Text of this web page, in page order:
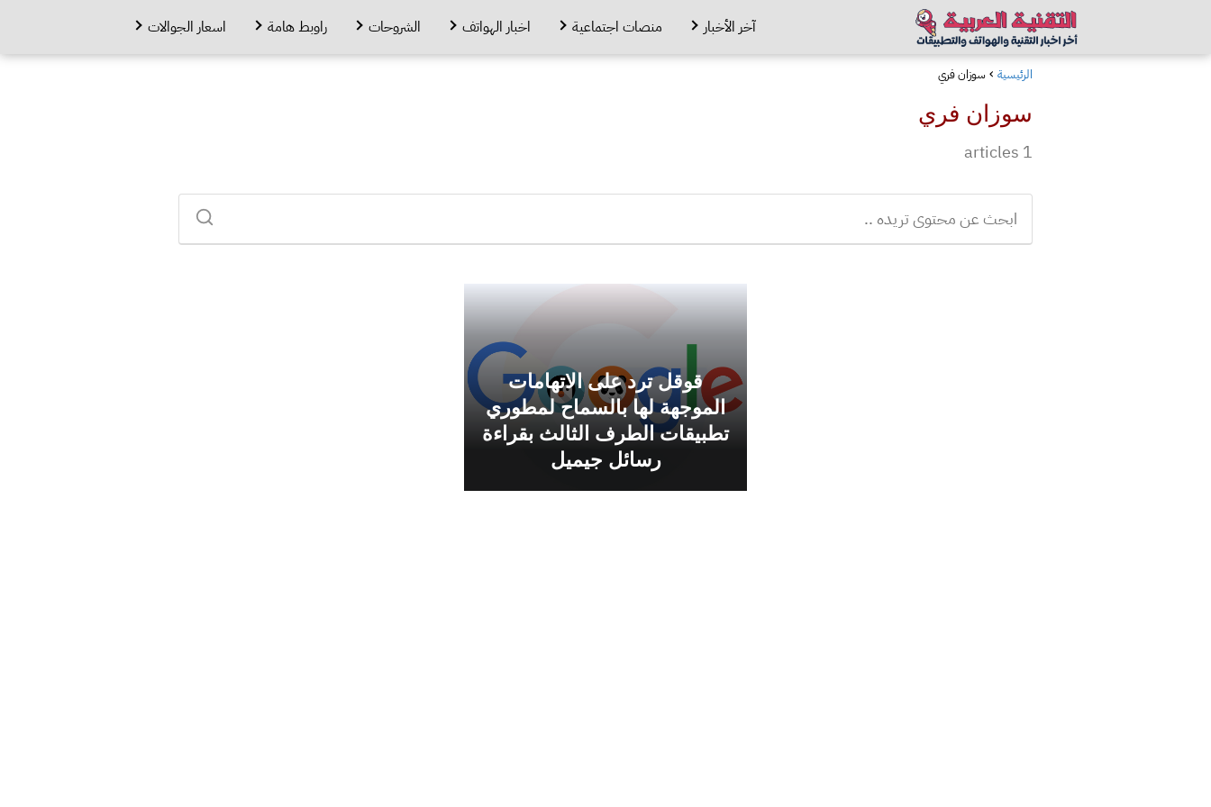
آخر الأخبار منصات اجتماعية اخبار الهواتف الشروحات راوبط هامة اسعار الجوالات
الرئيسية سوزان فري
سوزان فري
1 articles
قوقل ترد على الاتهامات
الموجهة لها بالسماح لمطوري
تطبيقات الطرف الثالث بقراءة
رسائل جيميل